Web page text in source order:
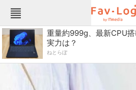
Fav-Logカテゴリー一覧
TOP
インテリア・収納 おも
重量約999g、最新CPU
実力は？
ねとらぼ